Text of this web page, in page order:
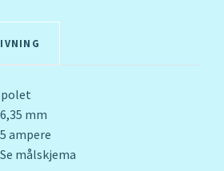
mm
ampere
målskjema